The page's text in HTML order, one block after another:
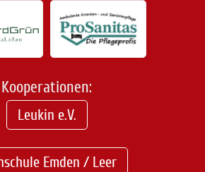
Kooperationen:
Leukin e.V.
Emden / Leer